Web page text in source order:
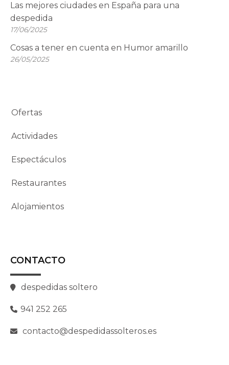
Las mejores ciudades en España para una
despedida
17/06/2025
Cosas a tener en cuenta en Humor amarillo
26/05/2025
Ofertas
Actividades
Espectáculos
Restaurantes
Alojamientos
CONTACTO
despedidas soltero
941 252 265
contacto@despedidassolteros.es